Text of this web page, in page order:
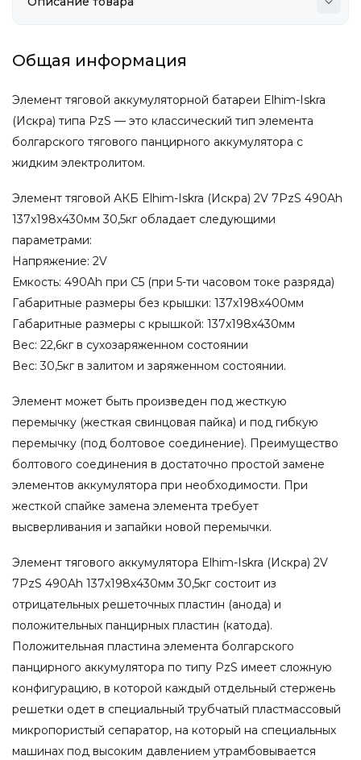
Общая информация
Элемент тяговой аккумуляторной батареи Elhim-Iskra
(Искра) типа PzS — это классический тип элемента
болгарского тягового панцирного аккумулятора с
жидким электролитом.
Элемент тяговой АКБ Elhim-Iskra (Искра) 2V 7PzS 490Ah
137x198x430мм 30,5кг обладает следующими
параметрами:
Напряжение: 2V
Емкость: 490Ah при С5 (при 5-ти часовом токе разряда)
Габаритные размеры без крышки: 137x198x400мм
Габаритные размеры с крышкой: 137x198x430мм
Вес: 22,6кг в сухозаряженном состоянии
Вес: 30,5кг в залитом и заряженном состоянии.
Элемент может быть произведен под жесткую
перемычку (жесткая свинцовая пайка) и под гибкую
перемычку (под болтовое соединение). Преимущество
болтового соединения в достаточно простой замене
элементов аккумулятора при необходимости. При
жесткой спайке замена элемента требует
высверливания и запайки новой перемычки.
Элемент тягового аккумулятора Elhim-Iskra (Искра) 2V
7PzS 490Ah 137x198x430мм 30,5кг состоит из
отрицательных решеточных пластин (анода) и
положительных панцирных пластин (катода).
Положительная пластина элемента болгарского
панцирного аккумулятора по типу PzS имеет сложную
конфигурацию, в которой каждый отдельный стержень
решетки одет в специальный трубчатый пластмассовый
микропористый сепаратор, на который на специальных
машинах под высоким давлением утрамбовывается